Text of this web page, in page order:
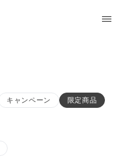
キャンペーン
限定商品